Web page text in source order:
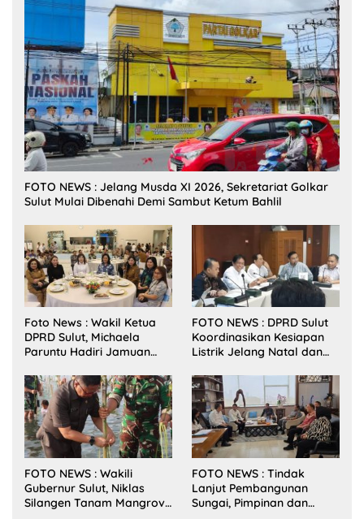
FOTO NEWS : Jelang Musda XI 2026, Sekretariat Golkar
Sulut Mulai Dibenahi Demi Sambut Ketum Bahlil
Foto News : Wakil Ketua
DPRD Sulut, Michaela
Paruntu Hadiri Jamuan
Sulut Bersama Wamenkes
RI
FOTO NEWS : DPRD Sulut
Koordinasikan Kesiapan
Listrik Jelang Natal dan
FOTO NEWS : Wakili
Gubernur Sulut, Niklas
Silangen Tanam Mangrove
FOTO NEWS : Tindak
Lanjut Pembangunan
Sungai, Pimpinan dan